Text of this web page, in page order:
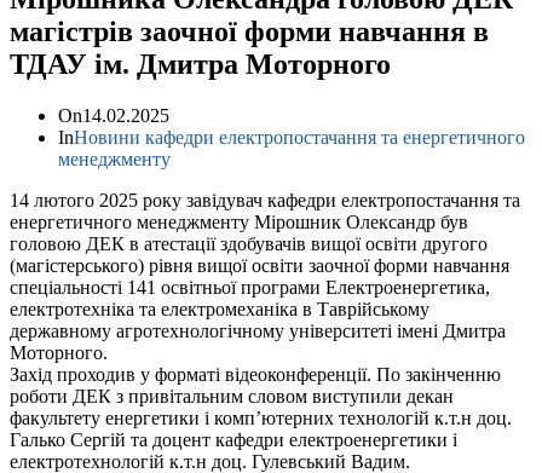
магістрів заочної форми навчання в
ТДАУ ім. Дмитра Моторного
On14.02.2025
InНовини кафедри електропостачання та енергетичного
менеджменту
14 лютого 2025 року завідувач кафедри електропостачання та
енергетичного менеджменту Мірошник Олександр був
головою ДЕК в атестації здобувачів вищої освіти другого
(магістерського) рівня вищої освіти заочної форми навчання
спеціальності 141 освітньої програми Електроенергетика,
електротехніка та електромеханіка в Таврійському
державному агротехнологічному університеті імені Дмитра
Моторного.
Захід проходив у форматі відеоконференції. По закінченню
роботи ДЕК з привітальним словом виступили декан
факультету енергетики і комп’ютерних технологій к.т.н доц.
Галько Сергій та доцент кафедри електроенергетики і
електротехнологій к.т.н доц. Гулевський Вадим.